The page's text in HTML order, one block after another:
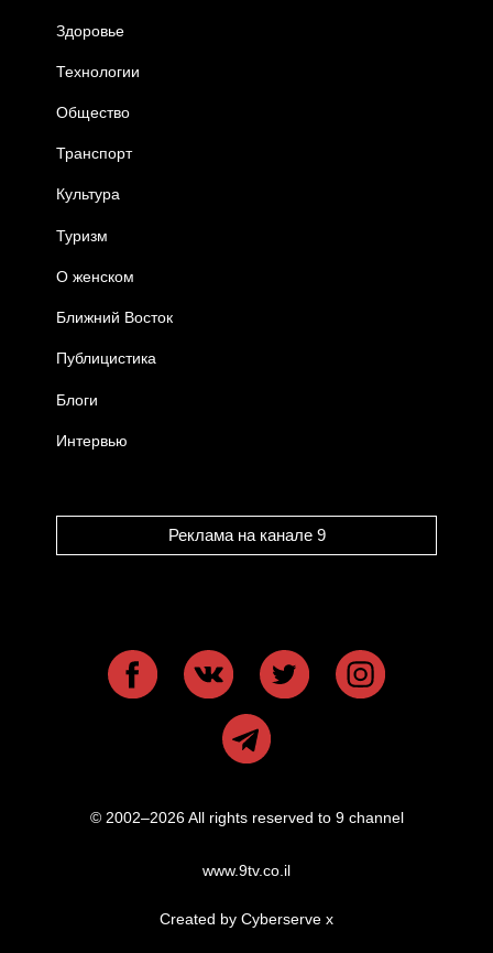
Здоровье
Технологии
Общество
Транспорт
Культура
Туризм
О женском
Ближний Восток
Публицистика
Блоги
Интервью
Реклама на канале 9
© 2002–2026 All rights reserved to 9 channel
www.9tv.co.il
Created by Cyberserve x